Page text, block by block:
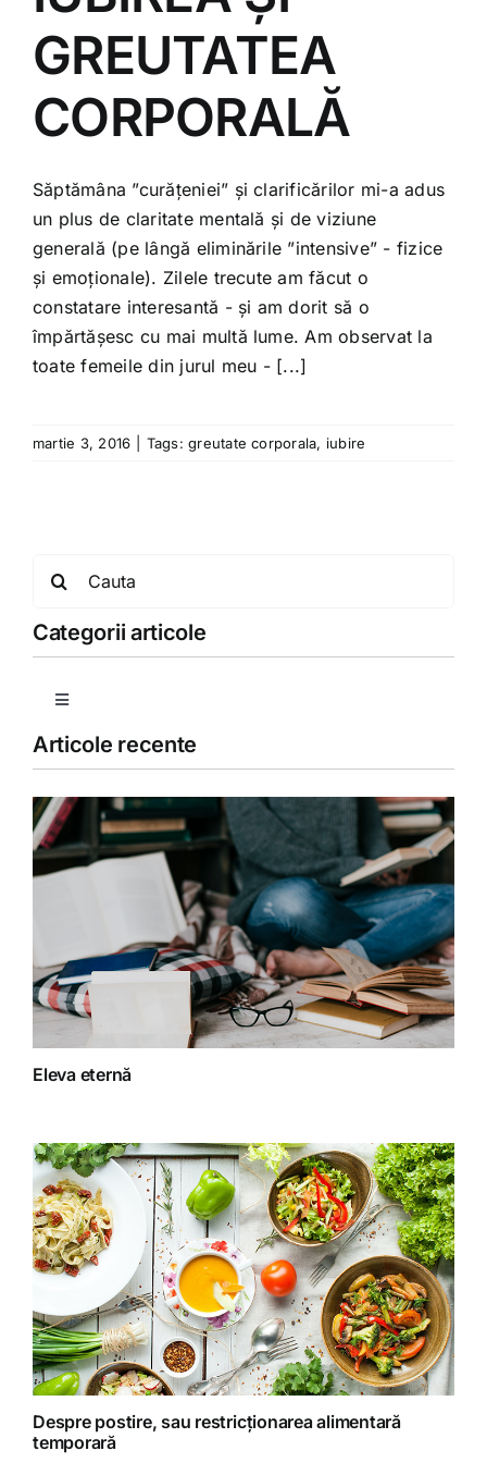
Shop
Tratamente naturale
GREUTATEA
CORPORALĂ
Săptămâna ”curățeniei” și clarificărilor mi-a adus
un plus de claritate mentală și de viziune
generală (pe lângă eliminările ”intensive” - fizice
și emoționale). Zilele trecute am făcut o
constatare interesantă - și am dorit să o
împărtășesc cu mai multă lume. Am observat la
toate femeile din jurul meu - [...]
martie 3, 2016 Tags:greutate corporala, iubire
Categorii articole
Toggle
Copii
Detoxifiere
Fără categorie
Homeopatie
Retete fructariene
Retete preparate
Retete Raw (nepreparate termic)
Articole recente
Eleva eternă
Despre postire, sau restricționarea alimentară
temporară